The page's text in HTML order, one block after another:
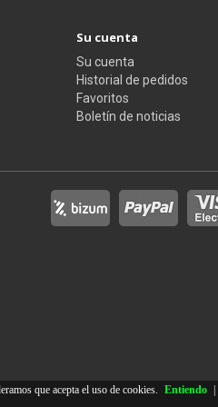
Su cuenta
Su cuenta
Historial de pedidos
Favoritos
Boletín de noticias
que acepta el uso de cookies. Entiendo